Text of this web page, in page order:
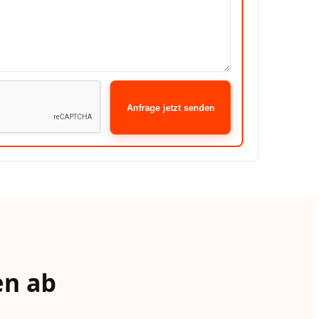
Anfrage jetzt senden
ab